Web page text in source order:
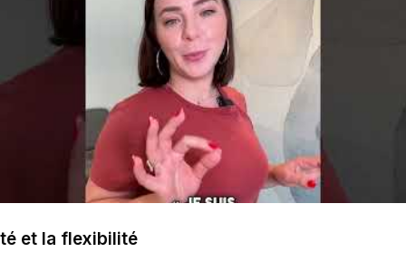
et la flexibilité